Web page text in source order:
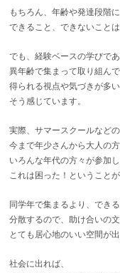
もちろん、年齢や発達段階
できること、できないことは
でも、経験ベースの学びであ
異年齢で集まって取り組ん
得られる視点や気づきが多い
そう感じています。
実際、サマースクールなど
今まで年少さんから大人の
いろんな年代の方々が参加
これは困った！ということ
同学年で集まるより、でき
分散するので、助け合いの
とても居心地のいい空間が出
社会に出れば、